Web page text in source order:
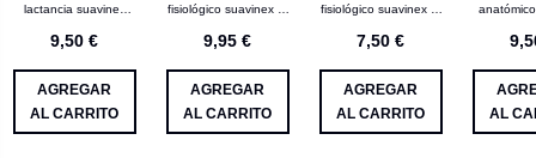
lactancia suavinex
9,50 €
AGREGAR
AL CARRITO
fisiológico suavinex 0-
9,95 €
AGREGAR
AL CARRITO
fisiológico suavinex 0-
7,50 €
AGREGAR
AL CARRITO
AL